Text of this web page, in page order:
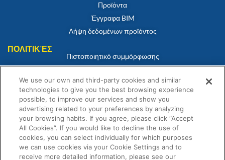
Προϊόντα
Έγγραφα BIM
Λήψη δεδομένων προϊόντος
ΠΟΛΙΤΙΚΈΣ
Πιστοποιητικό συμμόρφωσης
Πολιτική για τα cookies
Αποποίηση ευθύνης
Πολιτική απορρήτου
Όροι και Προϋποθέσεις Πώλησης
Δήλωση εγγύησης
We use our own and third-party cookies and similar
technologies to give you the best browsing experience
possible, to improve our services and show you
advertising related to your preferences by analyzing
your browsing habits. If you agree, please click “Accept
All Cookies”. If you would like to decline the use of
cookies, you can select individually for which purposes
we can use cookies via your Cookie Settings and to
receive more detailed information, please see our